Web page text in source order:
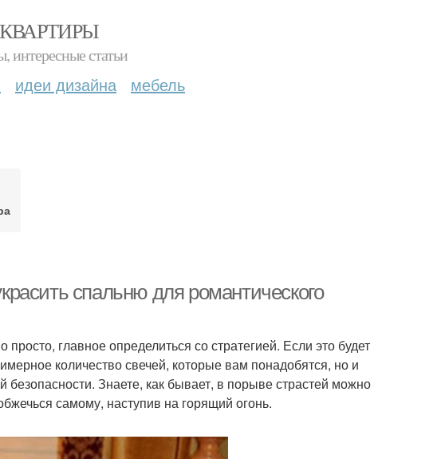
интересные статьи
идеи дизайна мебель
спальню для романтического
главное определиться со стратегией. Если это будет
количество свечей, которые вам понадобятся, но и
Знаете, как бывает, в порыве страстей можно
самому, наступив на горящий огонь.